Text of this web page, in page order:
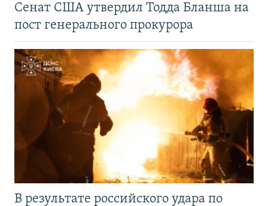
Сенат США утвердил Тодда Бланша на
пост генерального прокурора
В результате российского удара по